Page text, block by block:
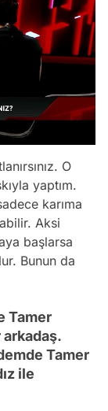
O
yaptım.
karıma
Aksi
başlarsa
Bunun da
Tamer
arkadaş.
Tamer
ile